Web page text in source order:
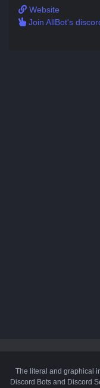
Website
Join AllBot's
The literal and graphical
Discord Bots and Discord